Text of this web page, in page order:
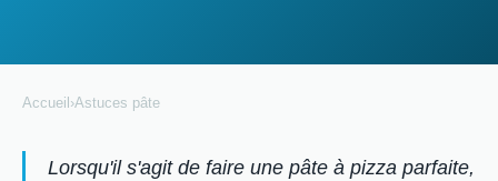
Accueil ›Astuces pâte
Lorsqu'il s'agit de faire une pâte à pizza parfaite,